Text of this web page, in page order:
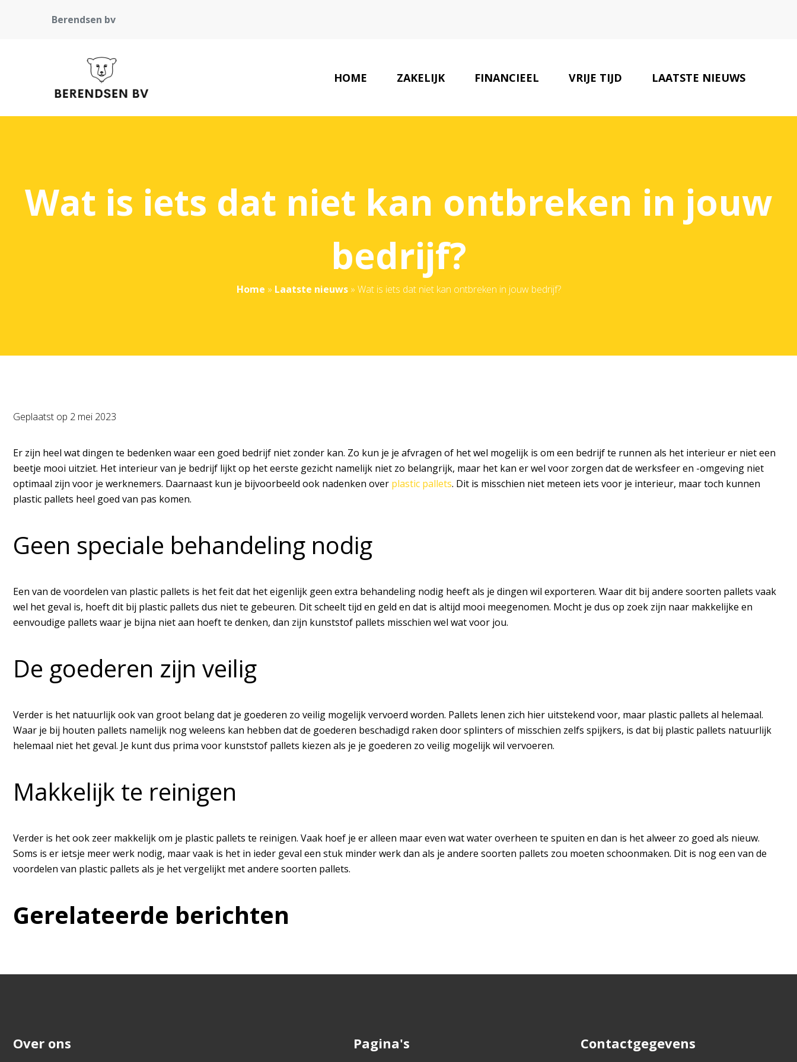
Berendsen bv
HOME ZAKELIJK FINANCIEEL VRIJE TIJD LAATSTE NIEUWS
Wat is iets dat niet kan ontbreken in jouw
bedrijf?
Home » Laatste nieuws» Wat is iets dat niet kan ontbreken in jouw bedrijf?
Geplaatst op 2 mei 2023
Er zijn heel wat dingen te bedenken waar een goed bedrijf niet zonder kan. Zo kun je je afvragen of het wel mogelijk is om een bedrijf te runnen als het interieur er niet een
beetje mooi uitziet. Het interieur van je bedrijf lijkt op het eerste gezicht namelijk niet zo belangrijk, maar het kan er wel voor zorgen dat de werksfeer en -omgeving niet
optimaal zijn voor je werknemers. Daarnaast kun je bijvoorbeeld ook nadenken over plastic pallets. Dit is misschien niet meteen iets voor je interieur, maar toch kunnen
plastic pallets heel goed van pas komen.
Geen speciale behandeling nodig
Een van de voordelen van plastic pallets is het feit dat het eigenlijk geen extra behandeling nodig heeft als je dingen wil exporteren. Waar dit bij andere soorten pallets vaak
wel het geval is, hoeft dit bij plastic pallets dus niet te gebeuren. Dit scheelt tijd en geld en dat is altijd mooi meegenomen. Mocht je dus op zoek zijn naar makkelijke en
eenvoudige pallets waar je bijna niet aan hoeft te denken, dan zijn kunststof pallets misschien wel wat voor jou.
De goederen zijn veilig
Verder is het natuurlijk ook van groot belang dat je goederen zo veilig mogelijk vervoerd worden. Pallets lenen zich hier uitstekend voor, maar plastic pallets al helemaal.
Waar je bij houten pallets namelijk nog weleens kan hebben dat de goederen beschadigd raken door splinters of misschien zelfs spijkers, is dat bij plastic pallets natuurlijk
helemaal niet het geval. Je kunt dus prima voor kunststof pallets kiezen als je je goederen zo veilig mogelijk wil vervoeren.
Makkelijk te reinigen
Verder is het ook zeer makkelijk om je plastic pallets te reinigen. Vaak hoef je er alleen maar even wat water overheen te spuiten en dan is het alweer zo goed als nieuw.
Soms is er ietsje meer werk nodig, maar vaak is het in ieder geval een stuk minder werk dan als je andere soorten pallets zou moeten schoonmaken. Dit is nog een van de
voordelen van plastic pallets als je het vergelijkt met andere soorten pallets.
Gerelateerde berichten
Over ons Pagina's Contactgegevens